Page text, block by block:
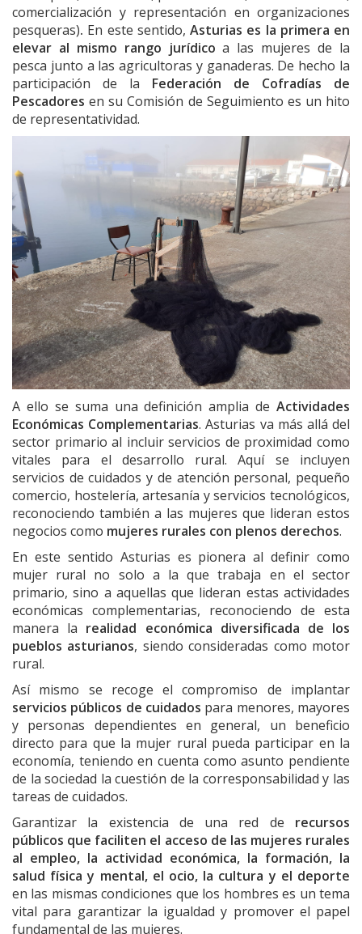
comercialización y representación en organizaciones
pesqueras). En este sentido, Asturias es la primera en
elevar al mismo rango jurídico a las mujeres de la
pesca junto a las agricultoras y ganaderas. De hecho la
participación de la Federación de Cofradías de
Pescadores en su Comisión de Seguimiento es un hito
de representatividad.
A ello se suma una definición amplia de Actividades
Económicas Complementarias. Asturias va más allá del
sector primario al incluir servicios de proximidad como
vitales para el desarrollo rural. Aquí se incluyen
servicios de cuidados y de atención personal, pequeño
comercio, hostelería, artesanía y servicios tecnológicos,
reconociendo también a las mujeres que lideran estos
negocios como mujeres rurales con plenos derechos.
En este sentido Asturias es pionera al definir como
mujer rural no solo a la que trabaja en el sector
primario, sino a aquellas que lideran estas actividades
económicas complementarias, reconociendo de esta
manera la realidad económica diversificada de los
pueblos asturianos, siendo consideradas como motor
rural.
Así mismo se recoge el compromiso de implantar
servicios públicos de cuidados para menores, mayores
y personas dependientes en general, un beneficio
directo para que la mujer rural pueda participar en la
economía, teniendo en cuenta como asunto pendiente
de la sociedad la cuestión de la corresponsabilidad y las
tareas de cuidados.
Garantizar la existencia de una red de recursos
públicos que faciliten el acceso de las mujeres rurales
al empleo, la actividad económica, la formación, la
salud física y mental, el ocio, la cultura y el deporte
en las mismas condiciones que los hombres es un tema
vital para garantizar la igualdad y promover el papel
fundamental de las mujeres.